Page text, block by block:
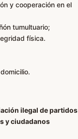
y cooperación en el
tumultuario;
física.
ilegal de partidos
y ciudadanos